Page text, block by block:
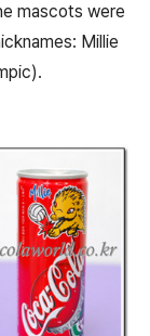
mascots were
Millie